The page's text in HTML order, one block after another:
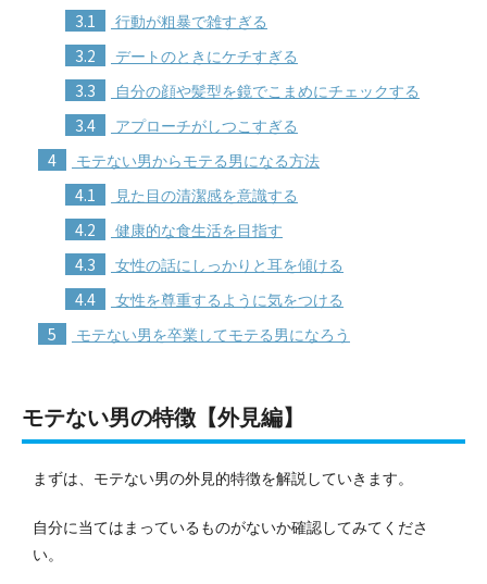
3.1 行動が粗暴で雑すぎる
3.2 デートのときにケチすぎる
3.3 自分の顔や髪型を鏡でこまめにチェックする
3.4 アプローチがしつこすぎる
4 モテない男からモテる男になる方法
4.1 見た目の清潔感を意識する
4.2 健康的な食生活を目指す
4.3 女性の話にしっかりと耳を傾ける
4.4 女性を尊重するように気をつける
5 モテない男を卒業してモテる男になろう
モテない男の特徴【外見編】
まずは、モテない男の外見的特徴を解説していきます。
自分に当てはまっているものがないか確認してみてくださ
い。